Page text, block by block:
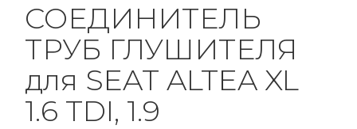
СОЕДИНИТЕЛЬ
ТРУБ ГЛУШИТЕЛЯ
для SEAT ALTEA XL
1.6 TDI, 1.9